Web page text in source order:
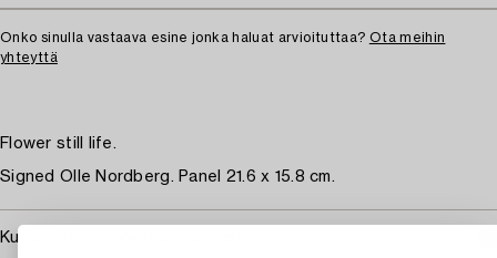
Onko sinulla vastaava esine jonka haluat arvioituttaa? Ota meihin
yhteyttä
Flower still life.
Signed Olle Nordberg. Panel 21.6 x 15.8 cm.
Kuuluu jälleenmyyntikorvauksen piiriin